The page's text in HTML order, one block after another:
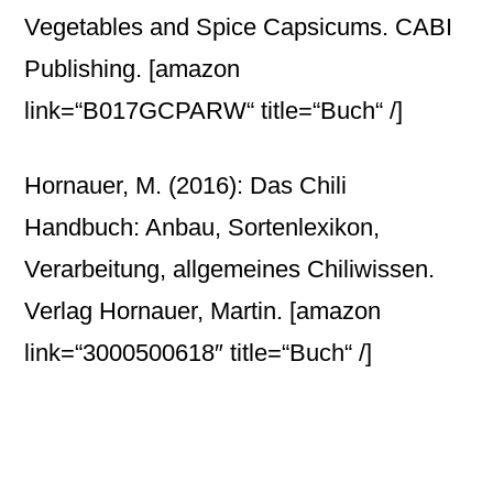
Vegetables and Spice Capsicums. CABI
Publishing. [amazon
link=“B017GCPARW“ title=“Buch“ /]
Hornauer, M. (2016): Das Chili
Handbuch: Anbau, Sortenlexikon,
Verarbeitung, allgemeines Chiliwissen.
Verlag Hornauer, Martin. [amazon
link=“3000500618″ title=“Buch“ /]